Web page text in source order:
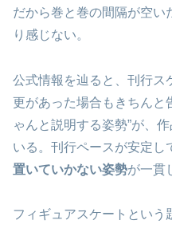
だから巻と巻の間隔が空い
り感じない。
公式情報を辿ると、刊行ス
更があった場合もきちんと
ゃんと説明する姿勢”が、
いる。刊行ペースが安定し
置いていかない姿勢が一貫
フィギュアスケートという